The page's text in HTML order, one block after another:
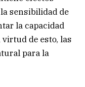
sensibilidad de
la capacidad
de esto, las
para la